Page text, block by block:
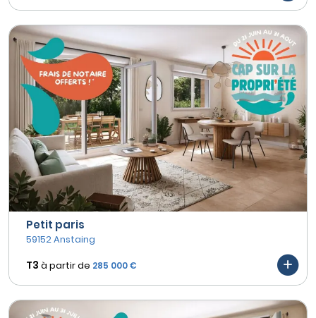
Petit paris
59152 Anstaing
T3 à partir de 285 000 €